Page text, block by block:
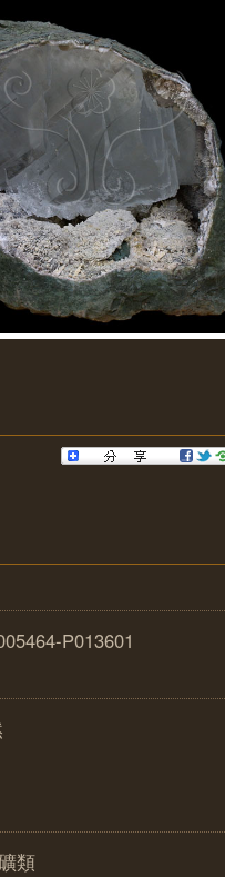
P013601
類